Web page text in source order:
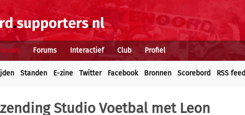
Forums Interactief Club Profiel
Standen E-zine Twitter Facebook Bronnen Scorebord RSS feed
Studio Voetbal met Leon